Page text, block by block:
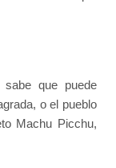
que puede
o el pueblo
Machu Picchu,